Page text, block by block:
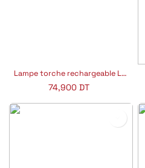
Lampe torche rechargeable LED 5W rhino
74,900DT